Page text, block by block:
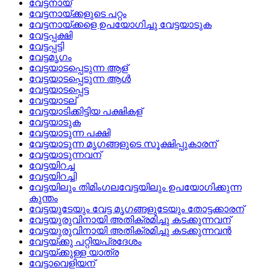
വേട്ടനായ്
വേട്ടനായ്‌ക്കളുടെ പറ്റം
വേട്ടനായ്‌ക്കളെ ഉപയോഗിച്ചു വേട്ടയാടുക
വേട്ടപ്പക്ഷി
വേട്ടപ്പട്ടി
വേട്ടമൃഗം
വേട്ടയാടപ്പെടുന്ന ആള്
വേട്ടയാടപ്പെടുന്ന ആള്‍
വേട്ടയാടപ്പെട്ട
വേട്ടയാടല്
വേട്ടയാടിക്കിട്ടിയ പക്ഷികള്
വേട്ടയാടുക
വേട്ടയാടുന്ന പക്ഷി
വേട്ടയാടുന്ന മൃഗങ്ങളുടെ സൂക്ഷിപ്പുകാരന്
വേട്ടയാടുന്നവന്
വേട്ടയിറച്ച
വേട്ടയിറച്ചി
വേട്ടയിലും തിമിംഗലവേട്ടയിലും ഉപയോഗിക്കുന്ന
കുന്തം
വേട്ടയുടേയും വേട്ട മൃഗങ്ങളുടേയും തോട്ടക്കാരന്
വേട്ടയുരുവിനായി അതിക്രമിച്ചു കടക്കുന്നവന്
വേട്ടയുരുവിനായി അതിക്രമിച്ചു കടക്കുന്നവന്‍
വേട്ടയ്‌ക്കു പറ്റിയപ്രദേശം
വേട്ടയ്‌ക്കുള്ള യാത്ര
വേട്ടാവെളിയന്